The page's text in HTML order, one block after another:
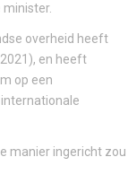
minister.
overheid heeft
en heeft
op een
manier ingericht zou